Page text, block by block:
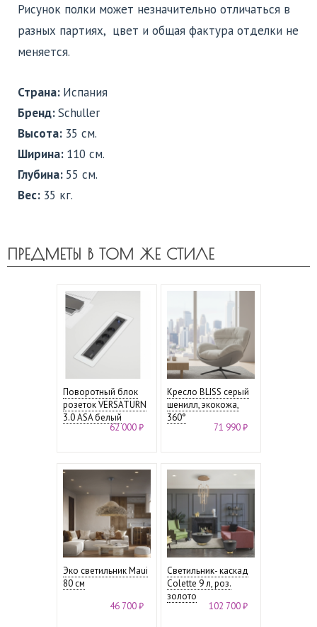
Рисунок полки может незначительно отличаться в
разных партиях, цвет и общая фактура отделки не
меняется.
Страна: Испания
Бренд:Schuller
Высота: 35 см.
Ширина: 110 см.
Глубина: 55 см.
Вес: 35 кг.
ПРЕДМЕТЫ В ТОМ ЖЕ СТИЛЕ
Поворотный блок
розеток VERSATURN
3.0 ASA белый
62 000 ₽
Кресло BLISS серый
шенилл, экокожа,
360°
71 990 ₽
Эко светильник Maui
80 см
46 700 ₽
Светильник- каскад
Colette 9 л, роз.
золото
102 700 ₽